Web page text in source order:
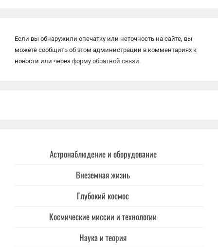
Если вы обнаружили опечатку или неточность на сайте, вы
можете сообщить об этом администрации в комментариях к
новости или через форму обратной связи.
Астронаблюдение и оборудование
Внеземная жизнь
Глубокий космос
Космические миссии и технологии
Наука и теория